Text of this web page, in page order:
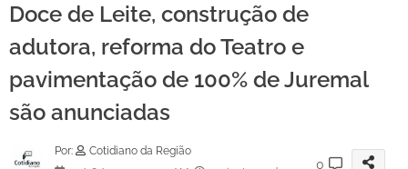
Doce de Leite, construção de
adutora, reforma do Teatro e
pavimentação de 100% de Juremal
são anunciadas
Por:
Cotidiano da Região
0